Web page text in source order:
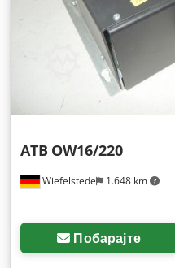
Wiefelstede 1.648 km
ATB OW16/220
Побарајте